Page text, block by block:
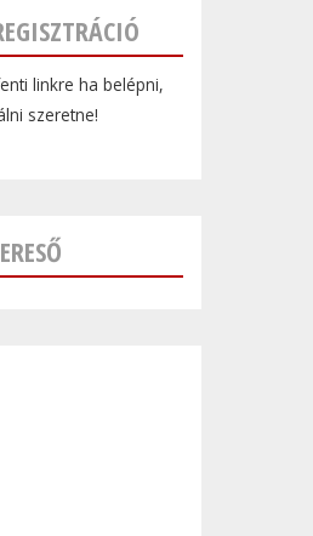
linkre ha belépni,
szeretne!